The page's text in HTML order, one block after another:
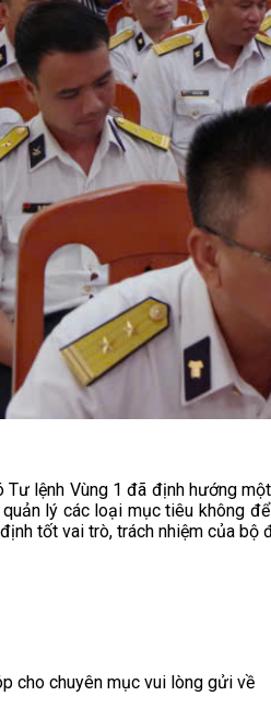
Tư lệnh Vùng 1 đã định hướng
lý các loại mục tiêu không
tốt vai trò, trách nhiệm của
cho chuyên mục vui lòng gửi về